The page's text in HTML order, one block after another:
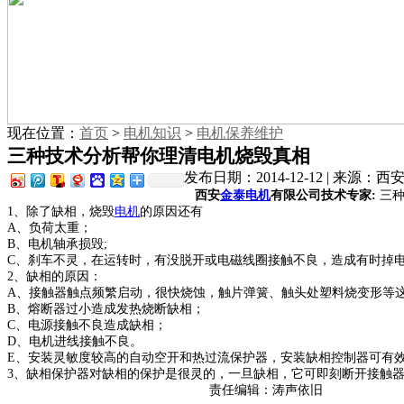
现在位置： 首页 > 电机知识 > 电机保养维护
三种技术分析帮你理清电机烧毁真相
发布日期：2014-12-12 | 来源：西
西安金泰电机有限公司技术专家: 三
1、除了缺相，烧毁电机的原因还有
A、负荷太重；
B、电机轴承损毁;
C、刹车不灵，在运转时，有没脱开或电磁线圈接触不良，造成有时掉
2、缺相的原因：
A、接触器触点频繁启动，很快烧蚀，触片弹簧、触头处塑料烧变形等
B、熔断器过小造成发热烧断缺相；
C、电源接触不良造成缺相；
D、电机进线接触不良。
E、安装灵敏度较高的自动空开和热过流保护器，安装缺相控制器可有
3、缺相保护器对缺相的保护是很灵的，一旦缺相，它可即刻断开接触
责任编辑：涛声依旧